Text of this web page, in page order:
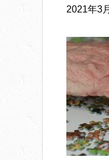
2021年3